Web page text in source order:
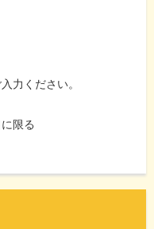
力ください。
限る